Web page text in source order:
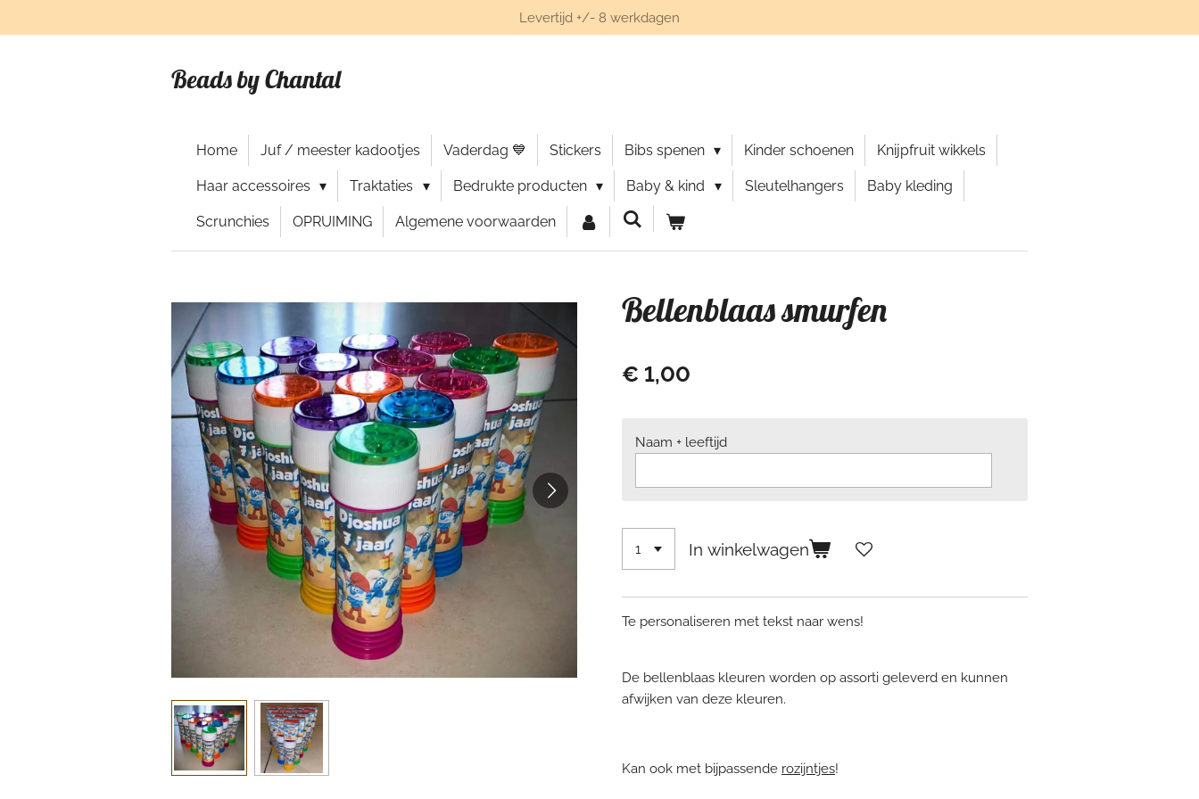
direct
Levertijd +/- 8 werkdagen
Beads by Chantal
Home Juf / meester kadootjes Vaderdag 💙 Stickers Bibs spenen Kinder schoenen Knijpfruit wikkels
Haar accessoires Traktaties Bedrukte producten Baby & kind Sleutelhangers Baby kleding
Scrunchies OPRUIMING Algemene voorwaarden
Bellenblaas smurfen
€ 1,00
Naam + leeftijd
In winkelwagen
Te personaliseren met tekst naar wens!
De bellenblaas kleuren worden op assorti geleverd en kunnen
afwijken van deze kleuren.
Kan ook met bijpassende rozijntjes!